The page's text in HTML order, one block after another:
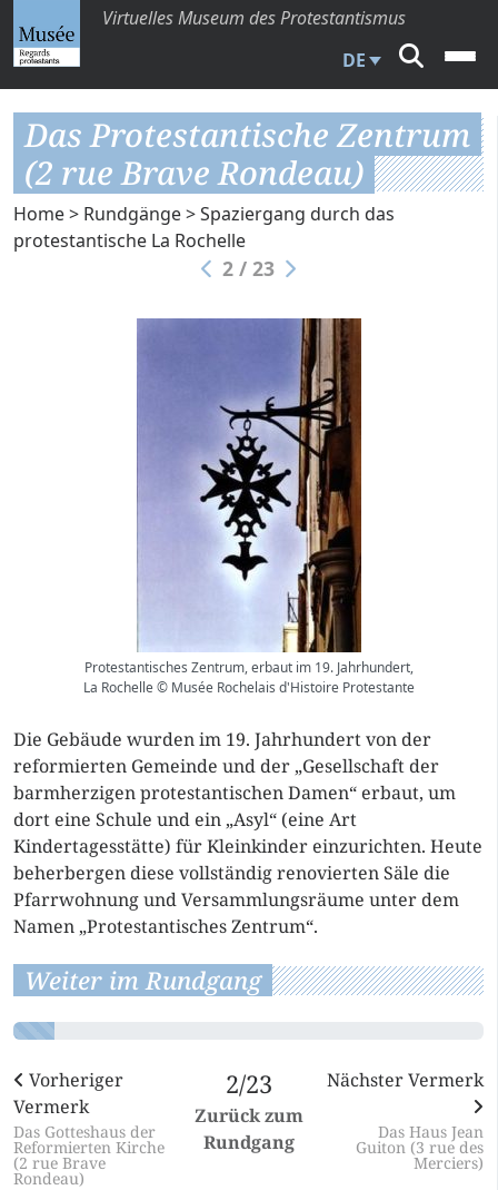
Virtuelles Museum des Protestantismus
DE
Das Protestantische Zentrum
(2 rue Brave Rondeau)
Home> Rundgänge>Spaziergang durch das
protestantische La Rochelle
2 / 23
Protestantisches Zentrum, erbaut im 19. Jahrhundert,
La Rochelle © Musée Rochelais d'Histoire Protestante
Die Gebäude wurden im 19. Jahrhundert von der
reformierten Gemeinde und der „Gesellschaft der
barmherzigen protestantischen Damen“ erbaut, um
dort eine Schule und ein „Asyl“ (eine Art
Kindertagesstätte) für Kleinkinder einzurichten. Heute
beherbergen diese vollständig renovierten Säle die
Pfarrwohnung und Versammlungsräume unter dem
Namen „Protestantisches Zentrum“.
Weiter im Rundgang
Vorheriger
Vermerk
Das Gotteshaus der
Reformierten Kirche
(2 rue Brave
Rondeau)
2/23
Zurück zum
Rundgang
Nächster Vermerk
Das Haus Jean
Guiton (3 rue des
Merciers)